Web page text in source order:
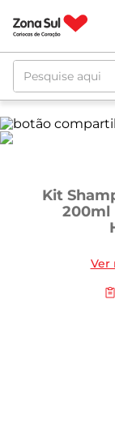
Pesquise aqui
Kit
200ml
Ver